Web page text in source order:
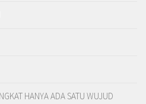
HANYA ADA SATU WUJUD